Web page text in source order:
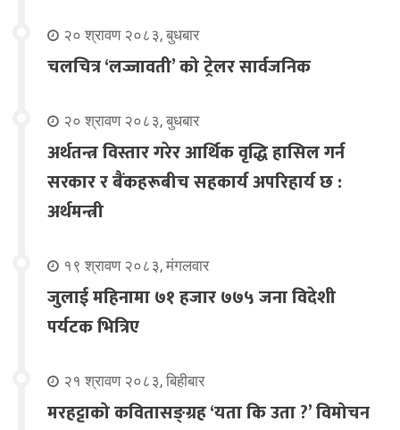
२० श्रावण २०८३, बुधबार
चलचित्र ‘लज्जावती’ को ट्रेलर सार्वजनिक
२० श्रावण २०८३, बुधबार
अर्थतन्त्र विस्तार गरेर आर्थिक वृद्धि हासिल गर्न
सरकार र बैंकहरूबीच सहकार्य अपरिहार्य छ :
अर्थमन्त्री
१९ श्रावण २०८३, मंगलवार
जुलाई महिनामा ७१ हजार ७७५ जना विदेशी
पर्यटक भित्रिए
२१ श्रावण २०८३, बिहीबार
मरहट्टाको कवितासङ्ग्रह ‘यता कि उता ?’ विमोचन